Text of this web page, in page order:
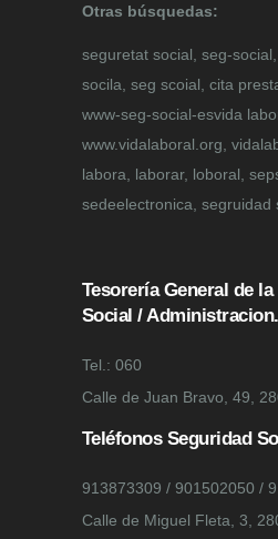
Otras búsquedas:
seguretat social, seg-
socila, seg scoial, cita
www-seg-social-esvida
www.vidalaboral.org,
labora, laborar, loboral,
sedeelectronica, segruidad
Tesorería General de
Social /
Tel.: 060
Calle de Juan Bravo, 49,
Teléfonos Seguridad
913873309 / 901502050 /
Calle de Miguel Fleta, 3,